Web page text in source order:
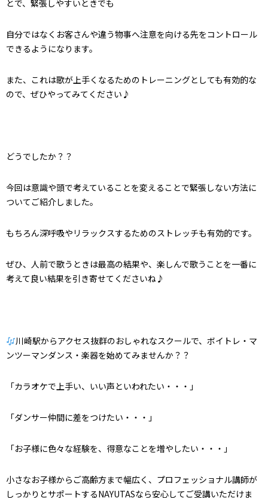
とで、緊張しやすいときでも
自分ではなくお客さんや違う物事へ注意を向ける先をコントロール
できるようになります。
また、これは歌が上手くなるためのトレーニングとしても有効的な
ので、ぜひやってみてください♪
どうでしたか？？
今回は意識や頭で考えていることを変えることで緊張しない方法に
ついてご紹介しました。
もちろん深呼吸やリラックスするためのストレッチも有効的です。
ぜひ、人前で歌うときは最高の結果や、楽しんで歌うことを一番に
考えて良い結果を引き寄せてくださいね♪
川崎駅からアクセス抜群のおしゃれなスクールで、 ボイトレ・マ
ンツーマンダンス・楽器を始めてみませんか？？
「カラオケで上手い、いい声といわれたい・・・」
「ダンサー仲間に差をつけたい・・・」
「お子様に色々な経験を、得意なことを増やしたい・・・」
小さなお子様からご高齢方まで幅広く、プロフェッショナル講師が
しっかりとサポートするNAYUTASなら安心してご受講いただけま